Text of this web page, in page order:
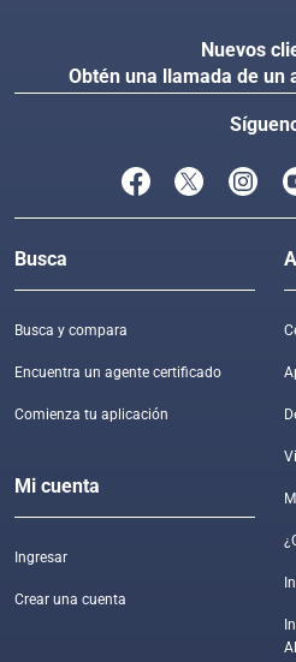
Nuevos
Obtén una llamada de un
Busca
Busca y compara
Encuentra un agente certificado
Comienza tu aplicación
Mi cuenta
Ingresar
Crear una cuenta